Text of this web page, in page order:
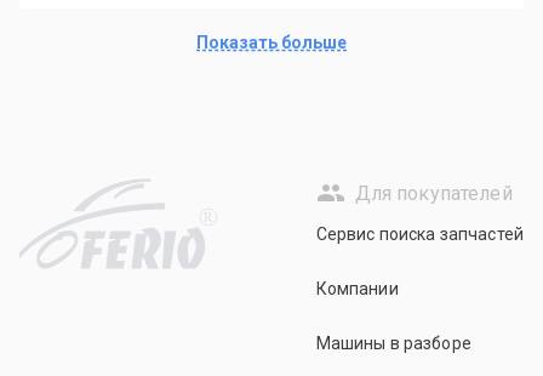
Показать больше
R
Для покупателей
Сервис поиска запчастей
Компании
Машины в разборе